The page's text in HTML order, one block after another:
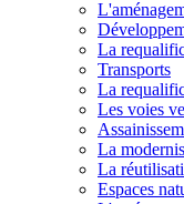
La
Transports
La
Les voies
La
La
Espaces